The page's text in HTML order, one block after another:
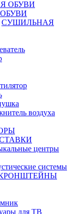
СУШИЛЬНАЯ
воздуха
центры
системы
для ТВ